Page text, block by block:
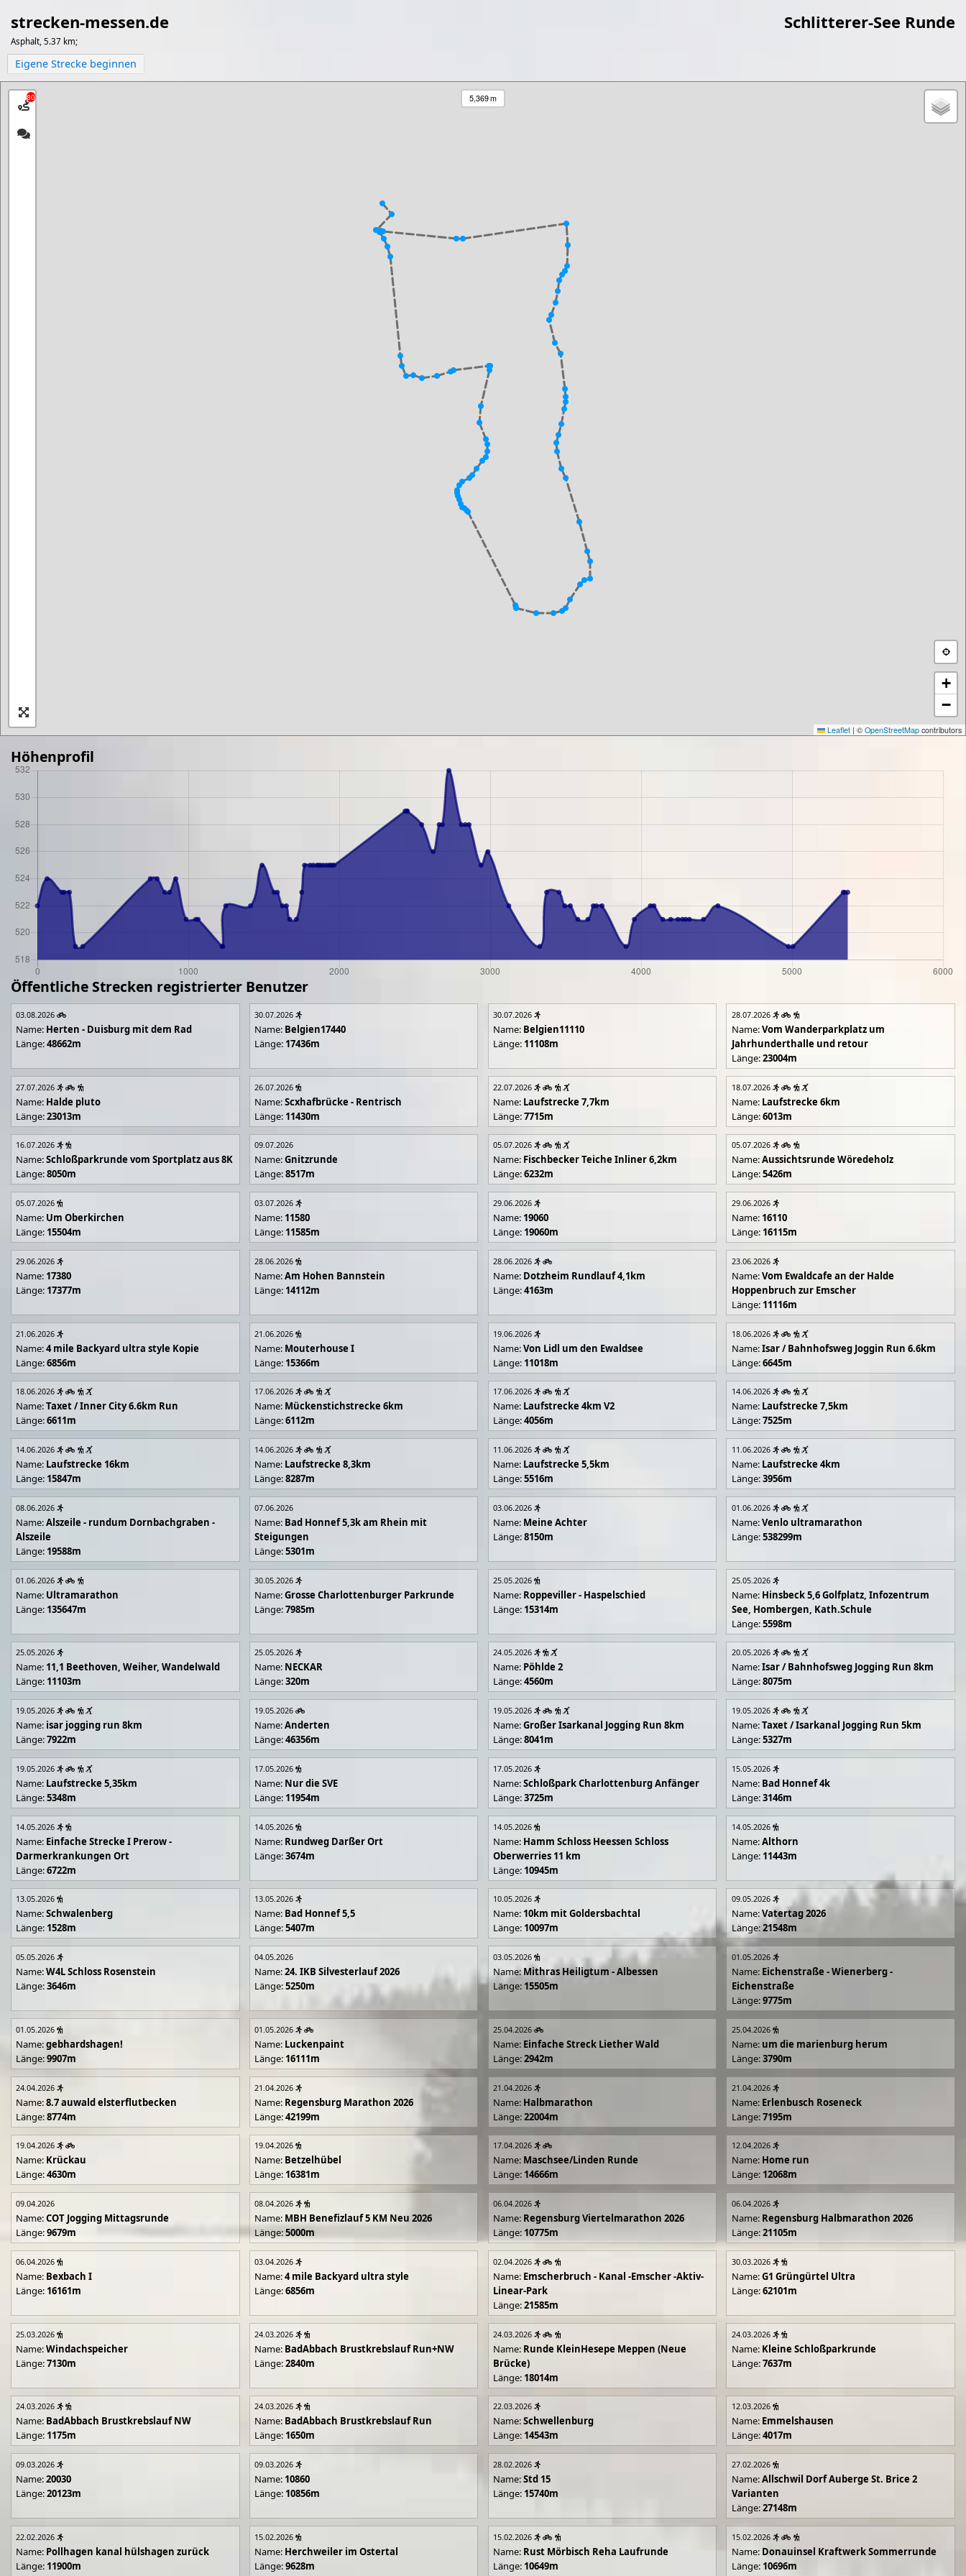
strecken-messen.de Schlitterer-See Runde
Asphalt, 5.37 km;
Eigene Strecke beginnen
80 5,369 m
+
−
Leaflet | © OpenStreetMap contributors
Höhenprofil
Öffentliche Strecken registrierter Benutzer
03.08.2026
Name: Herten - Duisburg mit dem Rad
Länge:48662m
30.07.2026
Name: Belgien17440
Länge: 17436m
30.07.2026
Name: Belgien11110
Länge: 11108m
28.07.2026
Name:Vom Wanderparkplatz um
Jahrhunderthalle und retour
Länge:23004m
27.07.2026
Name: Halde pluto
Länge:23013m
26.07.2026
Name:Scxhafbrücke - Rentrisch
Länge: 11430m
22.07.2026
Name: Laufstrecke 7,7km
Länge:7715m
18.07.2026
Name: Laufstrecke 6km
Länge:6013m
16.07.2026
Name:Schloßparkrunde vom Sportplatz aus 8K
Länge:8050m
09.07.2026
Name:Gnitzrunde
Länge:8517m
05.07.2026
Name: Fischbecker Teiche Inliner 6,2km
Länge:6232m
05.07.2026
Name:Aussichtsrunde Wöredeholz
Länge:5426m
05.07.2026
Name: Um Oberkirchen
Länge: 15504m
03.07.2026
Name: 11580
Länge: 11585m
29.06.2026
Name: 19060
Länge: 19060m
29.06.2026
Name: 16110
Länge: 16115m
29.06.2026
Name: 17380
Länge: 17377m
28.06.2026
Name:Am Hohen Bannstein
Länge: 14112m
28.06.2026
Name: Dotzheim Rundlauf 4,1km
Länge:4163m
23.06.2026
Name:Vom Ewaldcafe an der Halde
Hoppenbruch zur Emscher
Länge: 11116m
21.06.2026
Name:4 mile Backyard ultra style Kopie
Länge:6856m
21.06.2026
Name: Mouterhouse I
Länge: 15366m
19.06.2026
Name:Von Lidl um den Ewaldsee
Länge: 11018m
18.06.2026
Name:Isar / Bahnhofsweg Joggin Run 6.6km
Länge:6645m
18.06.2026
Name:Taxet / Inner City 6.6km Run
Länge:6611m
17.06.2026
Name: Mückenstichstrecke 6km
Länge:6112m
17.06.2026
Name: Laufstrecke 4km V2
Länge:4056m
14.06.2026
Name: Laufstrecke 7,5km
Länge:7525m
14.06.2026
Name: Laufstrecke 16km
Länge: 15847m
14.06.2026
Name: Laufstrecke 8,3km
Länge:8287m
11.06.2026
Name: Laufstrecke 5,5km
Länge:5516m
11.06.2026
Name: Laufstrecke 4km
Länge:3956m
08.06.2026
Name:Alszeile - rundum Dornbachgraben -
Alszeile
Länge: 19588m
07.06.2026
Name: Bad Honnef 5,3k am Rhein mit
Steigungen
Länge:5301m
03.06.2026
Name: Meine Achter
Länge:8150m
01.06.2026
Name:Venlo ultramarathon
Länge:538299m
01.06.2026
Name: Ultramarathon
Länge: 135647m
30.05.2026
Name:Grosse Charlottenburger Parkrunde
Länge:7985m
25.05.2026
Name: Roppeviller - Haspelschied
Länge: 15314m
25.05.2026
Name: Hinsbeck 5,6 Golfplatz, Infozentrum
See, Hombergen, Kath.Schule
Länge:5598m
25.05.2026
Name: 11,1 Beethoven, Weiher, Wandelwald
Länge: 11103m
25.05.2026
Name: NECKAR
Länge:320m
24.05.2026
Name: Pöhlde 2
Länge:4560m
20.05.2026
Name:Isar / Bahnhofsweg Jogging Run 8km
Länge:8075m
19.05.2026
Name: isar jogging run 8km
Länge:7922m
19.05.2026
Name:Anderten
Länge:46356m
19.05.2026
Name:Großer Isarkanal Jogging Run 8km
Länge:8041m
19.05.2026
Name:Taxet / Isarkanal Jogging Run 5km
Länge:5327m
19.05.2026
Name: Laufstrecke 5,35km
Länge:5348m
17.05.2026
Name: Nur die SVE
Länge: 11954m
17.05.2026
Name:Schloßpark Charlottenburg Anfänger
Länge:3725m
15.05.2026
Name: Bad Honnef 4k
Länge:3146m
14.05.2026
Name: Einfache Strecke I Prerow -
Darmerkrankungen Ort
Länge:6722m
14.05.2026
Name: Rundweg Darßer Ort
Länge:3674m
14.05.2026
Name: Hamm Schloss Heessen Schloss
Oberwerries 11 km
Länge: 10945m
14.05.2026
Name:Althorn
Länge: 11443m
13.05.2026
Name:Schwalenberg
Länge: 1528m
13.05.2026
Name: Bad Honnef 5,5
Länge:5407m
10.05.2026
Name: 10km mit Goldersbachtal
Länge: 10097m
09.05.2026
Name:Vatertag 2026
Länge:21548m
05.05.2026
Name:W4L Schloss Rosenstein
Länge:3646m
04.05.2026
Name:24. IKB Silvesterlauf 2026
Länge:5250m
03.05.2026
Name:Mithras Heiligtum - Albessen
Länge: 15505m
01.05.2026
Name: Eichenstraße - Wienerberg -
Eichenstraße
Länge:9775m
01.05.2026
Name:gebhardshagen!
Länge:9907m
01.05.2026
Name: Luckenpaint
Länge: 16111m
25.04.2026
Name: Einfache Streck Liether Wald
Länge:2942m
25.04.2026
Name: um die marienburg herum
Länge:3790m
24.04.2026
Name:8.7 auwald elsterflutbecken
Länge:8774m
21.04.2026
Name: Regensburg Marathon 2026
Länge:42199m
21.04.2026
Name: Halbmarathon
Länge:22004m
21.04.2026
Name: Erlenbusch Roseneck
Länge:7195m
19.04.2026
Name: Krückau
Länge:4630m
19.04.2026
Name: Betzelhübel
Länge: 16381m
17.04.2026
Name: Maschsee/Linden Runde
Länge: 14666m
12.04.2026
Name: Home run
Länge: 12068m
09.04.2026
Name:COT Jogging Mittagsrunde
Länge:9679m
08.04.2026
Name: MBH Benefizlauf 5 KM Neu 2026
Länge:5000m
06.04.2026
Name: Regensburg Viertelmarathon 2026
Länge: 10775m
06.04.2026
Name: Regensburg Halbmarathon 2026
Länge:21105m
06.04.2026
Name: Bexbach I
Länge: 16161m
03.04.2026
Name:4 mile Backyard ultra style
Länge:6856m
02.04.2026
Name: Emscherbruch - Kanal -Emscher -Aktiv-
Linear-Park
Länge:21585m
30.03.2026
Name:G1 Grüngürtel Ultra
Länge:62101m
25.03.2026
Name:Windachspeicher
Länge:7130m
24.03.2026
Name: BadAbbach Brustkrebslauf Run+NW
Länge:2840m
24.03.2026
Name: Runde KleinHesepe Meppen (Neue
Brücke)
Länge: 18014m
24.03.2026
Name: Kleine Schloßparkrunde
Länge:7637m
24.03.2026
Name: BadAbbach Brustkrebslauf NW
Länge: 1175m
24.03.2026
Name: BadAbbach Brustkrebslauf Run
Länge: 1650m
22.03.2026
Name:Schwellenburg
Länge: 14543m
12.03.2026
Name: Emmelshausen
Länge:4017m
09.03.2026
Name:20030
Länge:20123m
09.03.2026
Name: 10860
Länge: 10856m
28.02.2026
Name:Std 15
Länge: 15740m
27.02.2026
Name:Allschwil Dorf Auberge St. Brice 2
Varianten
Länge:27148m
22.02.2026
Name: Pollhagen kanal hülshagen zurück
Länge: 11900m
15.02.2026
Name: Herchweiler im Ostertal
Länge:9628m
15.02.2026
Name: Rust Mörbisch Reha Laufrunde
Länge: 10649m
15.02.2026
Name: Donauinsel Kraftwerk Sommerrunde
Länge: 10696m